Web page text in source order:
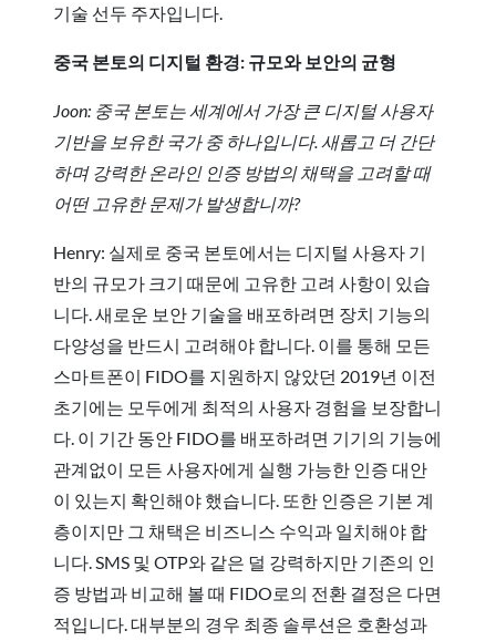
기술 선두 주자입니다.
중국 본토의 디지털 환경: 규모와 보안의 균형
Joon: 중국 본토는 세계에서 가장 큰 디지털 사용자
기반을 보유한 국가 중 하나입니다. 새롭고 더 간단
하며 강력한 온라인 인증 방법의 채택을 고려할 때
어떤 고유한 문제가 발생합니까?
Henry: 실제로 중국 본토에서는 디지털 사용자 기
반의 규모가 크기 때문에 고유한 고려 사항이 있습
니다. 새로운 보안 기술을 배포하려면 장치 기능의
다양성을 반드시 고려해야 합니다. 이를 통해 모든
스마트폰이 FIDO를 지원하지 않았던 2019년 이전
초기에는 모두에게 최적의 사용자 경험을 보장합니
다. 이 기간 동안 FIDO를 배포하려면 기기의 기능에
관계없이 모든 사용자에게 실행 가능한 인증 대안
이 있는지 확인해야 했습니다. 또한 인증은 기본 계
층이지만 그 채택은 비즈니스 수익과 일치해야 합
니다. SMS 및 OTP와 같은 덜 강력하지만 기존의 인
증 방법과 비교해 볼 때 FIDO로의 전환 결정은 다면
적입니다. 대부분의 경우 최종 솔루션은 호환성과